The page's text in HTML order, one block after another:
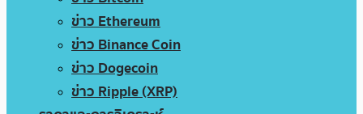
ข่าว Ethereum
ข่าว Binance Coin
ข่าว Dogecoin
ข่าว Ripple (XRP)